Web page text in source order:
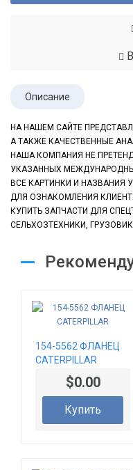
Описание
НА НАШЕМ САЙТЕ
А ТАКЖЕ КАЧЕСТВЕННЫЕ
НАША КОМПАНИЯ НЕ
УКАЗАННЫХ
ВСЕ КАРТИНКИ И НАЗВАНИЯ
ДЛЯ ОЗНАКОМЛЕНИЯ
КУПИТЬ ЗАПЧАСТИ ДЛЯ
СЕЛЬХОЗТЕХНИКИ,
154-5562 ФЛАНЕЦ
CATERPILLAR
$0.00
Купить